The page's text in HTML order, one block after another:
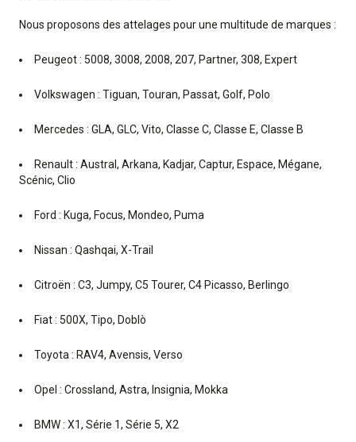
Nous proposons des attelages pour une multitude de marques :
Peugeot : 5008, 3008, 2008, 207, Partner, 308, Expert
Volkswagen : Tiguan, Touran, Passat, Golf, Polo
Mercedes : GLA, GLC, Vito, Classe C, Classe E, Classe B
Renault : Austral, Arkana, Kadjar, Captur, Espace, Mégane,
Scénic, Clio
Ford : Kuga, Focus, Mondeo, Puma
Nissan : Qashqai, X-Trail
Citroën : C3, Jumpy, C5 Tourer, C4 Picasso, Berlingo
Fiat : 500X, Tipo, Doblò
Toyota : RAV4, Avensis, Verso
Opel : Crossland, Astra, Insignia, Mokka
BMW : X1, Série 1, Série 5, X2